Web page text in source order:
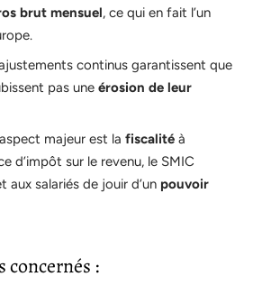
brut mensuel, ce qui en fait l’un
continus garantissent que
pas une érosion de leur
majeur est la fiscalité à
d’impôt sur le revenu, le SMIC
aux salariés de jouir d’un pouvoir
concernés :